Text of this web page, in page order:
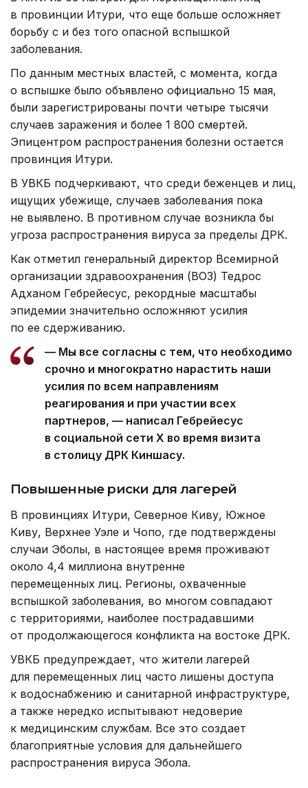
в провинции Итури, что еще больше осложняет
борьбу с и без того опасной вспышкой
заболевания.
По данным местных властей, с момента, когда
о вспышке было объявлено официально 15 мая,
были зарегистрированы почти четыре тысячи
случаев заражения и более 1 800 смертей.
Эпицентром распространения болезни остается
провинция Итури.
В УВКБ подчеркивают, что среди беженцев и лиц,
ищущих убежище, случаев заболевания пока
не выявлено. В противном случае возникла бы
угроза распространения вируса за пределы ДРК.
Как отметил генеральный директор Всемирной
организации здравоохранения (ВОЗ) Тедрос
Адханом Гебрейесус, рекордные масштабы
эпидемии значительно осложняют усилия
по ее сдерживанию.
— Мы все согласны с тем, что необходимо
срочно и многократно нарастить наши
усилия по всем направлениям
реагирования и при участии всех
партнеров, — написал Гебрейесус
в социальной сети Х во время визита
в столицу ДРК Киншасу.
Повышенные риски для лагерей
В провинциях Итури, Северное Киву, Южное
Киву, Верхнее Уэле и Чопо, где подтверждены
случаи Эболы, в настоящее время проживают
около 4,4 миллиона внутренне
перемещенных лиц. Регионы, охваченные
вспышкой заболевания, во многом совпадают
с территориями, наиболее пострадавшими
от продолжающегося конфликта на востоке ДРК.
УВКБ предупреждает, что жители лагерей
для перемещенных лиц часто лишены доступа
к водоснабжению и санитарной инфраструктуре,
а также нередко испытывают недоверие
к медицинским службам. Все это создает
благоприятные условия для дальнейшего
распространения вируса Эбола.